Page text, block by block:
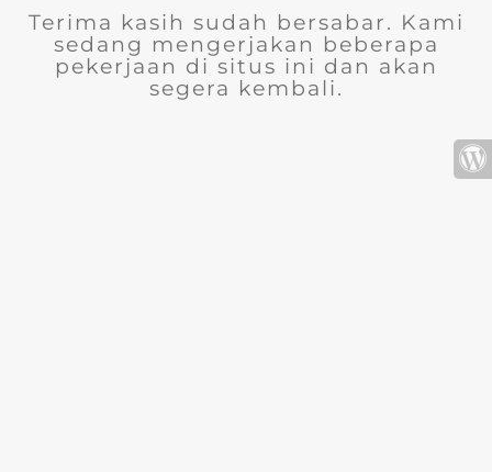
Terima kasih sudah bersabar. Kami
sedang mengerjakan beberapa
pekerjaan di situs ini dan akan
segera kembali.